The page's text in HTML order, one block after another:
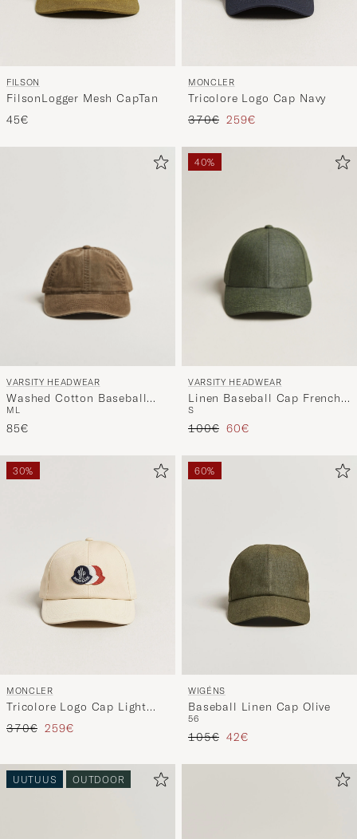
FILSON
FilsonLogger Mesh CapTan
45€
MONCLER
Tricolore Logo Cap Navy
Tavallinen hinta
370€ Alennettu hinta
259€
VARSITY HEADWEAR
Washed Cotton Baseball
Cap Beige
M L
85€
40%
VARSITY HEADWEAR
Linen Baseball Cap French
Olive
S
Tavallinen hinta
100€ Alennettu hinta
60€
30%
MONCLER
Tricolore Logo Cap Light
Beige
Tavallinen hinta
370€ Alennettu hinta
259€
60%
WIGÉNS
Baseball Linen Cap Olive
56
Tavallinen hinta
105€ Alennettu hinta
42€
UUTUUS OUTDOOR